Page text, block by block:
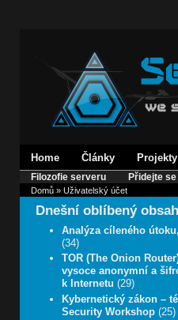
Home Články Projekty
Filozofie serveru Přidejte
Domů» Uživatelský účet
Dnešní oblíbený obsah
Analýza cíleného
(34)
TOR (The Onion
vysoce anonymní a
k Internetu (29)
Kybernetický zákon –
Security Workshop (25)